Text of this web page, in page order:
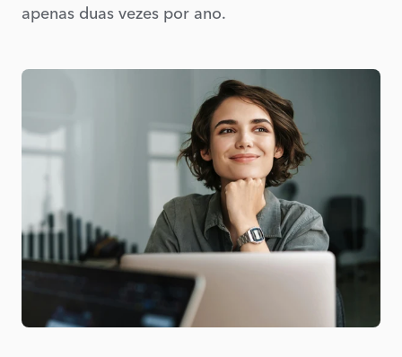
apenas duas vezes por ano.